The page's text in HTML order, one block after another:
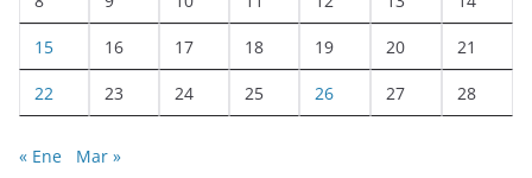
15 16 17 18 19 20 21
22 23 24 25 26 27 28
« Ene Mar »